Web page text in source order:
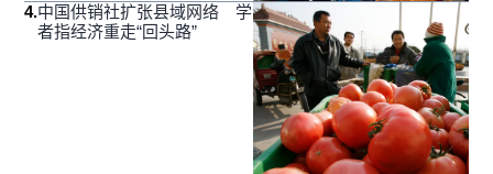
4.中国供销社扩张县域网络 学
者指经济重走“回头路”